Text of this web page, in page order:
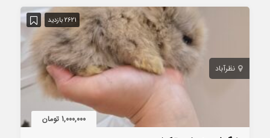
2621 بازدید
نظرآباد
1,000,000 تومان